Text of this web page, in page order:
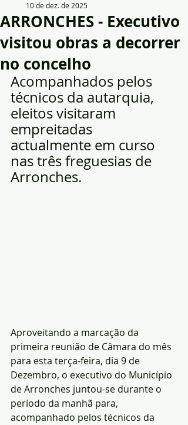
ARRONCHES - Executivo
visitou obras a decorrer
no concelho
10 de dez. de 2025
Acompanhados pelos
técnicos da autarquia,
eleitos visitaram
empreitadas
actualmente em curso
nas três freguesias de
Arronches.
Aproveitando a marcação da
primeira reunião de Câmara do mês
para esta terça-feira, dia 9 de
Dezembro, o executivo do Município
de Arronches juntou-se durante o
período da manhã para,
acompanhado pelos técnicos da